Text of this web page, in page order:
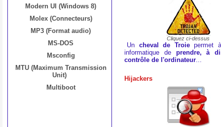
Modern UI (Windows 8)
Molex (Connecteurs)
MP3 (Format audio)
MS-DOS
Msconfig
MTU (Maximum Transmission
Unit)
Multiboot
Cliquez ci-dessus
Un cheval de Troiepermet
informatique de prendre, à
contrôle de l'ordinateur...
Hijackers